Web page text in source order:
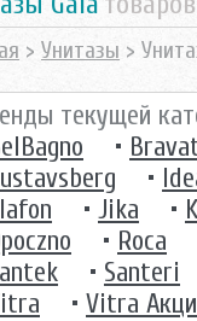
> Унитазы >
текущей
•
•
• Jika •
• Roca
• Santeri
• Vitra